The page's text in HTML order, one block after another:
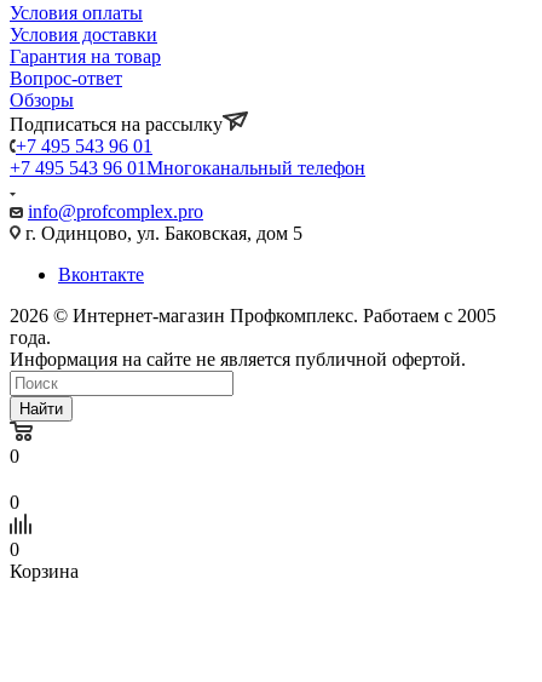
Условия оплаты
Условия доставки
Гарантия на товар
Вопрос-ответ
Обзоры
Подписаться на рассылку
+7 495 543 96 01
+7 495 543 96 01Многоканальный телефон
info@profcomplex.pro
г. Одинцово, ул. Баковская, дом 5
Вконтакте
2026 © Интернет-магазин Профкомплекс. Работаем с 2005
года.
Информация на сайте не является публичной офертой.
Найти
0
0
0
Корзина